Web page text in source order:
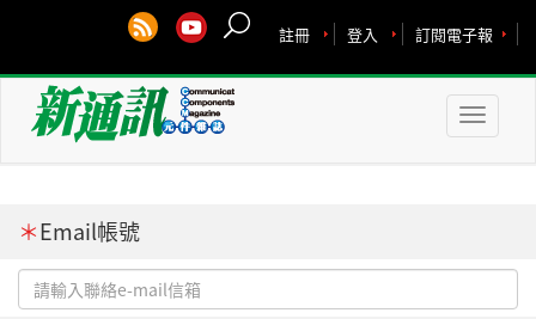
訂閱電子報
登入
註冊
Toggle
＊Email帳號